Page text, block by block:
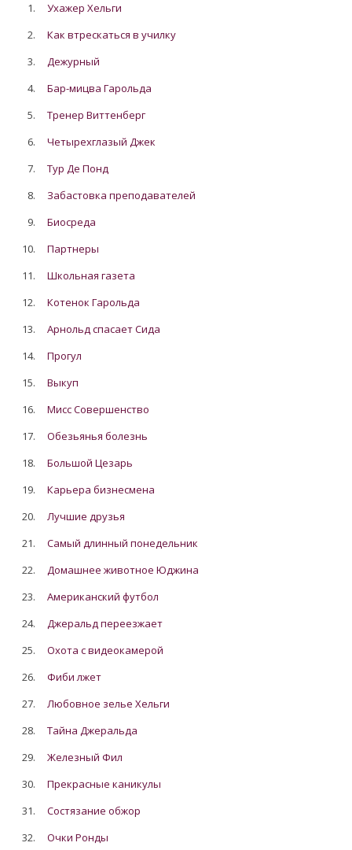
1.
Ухажер Хельги
2.
Как втрескаться в училку
3.
Дежурный
4.
Бар-мицва Гарольда
5.
Тренер Виттенберг
6.
Четырехглазый Джек
7.
Тур Де Понд
8.
Забастовка преподавателей
9.
Биосреда
10.
Партнеры
11.
Школьная газета
12.
Котенок Гарольда
13.
Арнольд спасает Сида
14.
Прогул
15.
Выкуп
16.
Мисс Совершенство
17.
Обезьянья болезнь
18.
Большой Цезарь
19.
Карьера бизнесмена
20.
Лучшие друзья
21.
Самый длинный понедельник
22.
Домашнее животное Юджина
23.
Американский футбол
24.
Джеральд переезжает
25.
Охота с видеокамерой
26.
Фиби лжет
27.
Любовное зелье Хельги
28.
Тайна Джеральда
29.
Железный Фил
30.
Прекрасные каникулы
31.
Состязание обжор
32.
Очки Ронды